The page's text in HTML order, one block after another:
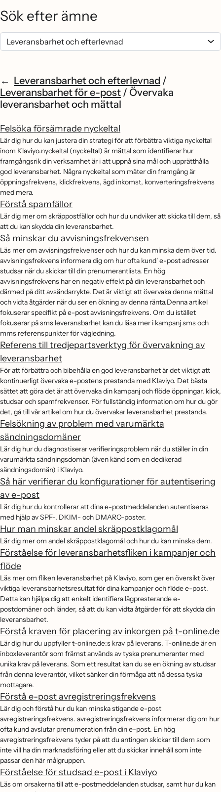
Sök efter ämne
Leveransbarhet och efterlevnad /
Leveransbarhet för e-post / Övervaka
leveransbarhet och mättal
Felsöka försämrade nyckeltal
Lär dig hur du kan justera din strategi för att förbättra viktiga nyckeltal
inom Klaviyo.nyckeltal (nyckeltal) är mättal som identifierar hur
framgångsrik din verksamhet är i att uppnå sina mål och upprätthålla
god leveransbarhet. Några nyckeltal som mäter din framgång är
öppningsfrekvens, klickfrekvens, ägd inkomst, konverteringsfrekvens
med mera.
Förstå spamfällor
Lär dig mer om skräppostfällor och hur du undviker att skicka till dem, så
att du kan skydda din leveransbarhet.
Så minskar du avvisningsfrekvensen
Läs mer om avvisningsfrekvenser och hur du kan minska dem över tid.
avvisningsfrekvens informera dig om hur ofta kund' e-post adresser
studsar när du skickar till din prenumerantlista. En hög
avvisningsfrekvens har en negativ effekt på din leveransbarhet och
därmed på ditt avsändarrykte. Det är viktigt att övervaka denna mättal
och vidta åtgärder när du ser en ökning av denna ränta.Denna artikel
fokuserar specifikt på e-post avvisningsfrekvens. Om du istället
fokuserar på sms leveransbarhet kan du läsa mer i kampanj sms och
mms referenspunkter för vägledning.
Referens till tredjepartsverktyg för övervakning av
leveransbarhet
För att förbättra och bibehålla en god leveransbarhet är det viktigt att
kontinuerligt övervaka e-postens prestanda med Klaviyo. Det bästa
sättet att göra det är att övervaka din kampanj och flöde öppningar, klick,
studsar och spamfrekvenser. För fullständig information om hur du gör
det, gå till vår artikel om hur du övervakar leveransbarhet prestanda.
Felsökning av problem med varumärkta
sändningsdomäner
Lär dig hur du diagnostiserar verifieringsproblem när du ställer in din
varumärkta sändningsdomän (även känd som en dedikerad
sändningsdomän) i Klaviyo.
Så här verifierar du konfigurationer för autentisering
av e-post
Lär dig hur du kontrollerar att dina e-postmeddelanden autentiseras
med hjälp av SPF-, DKIM- och DMARC-poster.
Hur man minskar andel skräppostklagomål
Lär dig mer om andel skräppostklagomål och hur du kan minska dem.
Förståelse för leveransbarhetsfliken i kampanjer och
flöde
Läs mer om fliken leveransbarhet på Klaviyo, som ger en översikt över
viktiga leveransbarhetsresultat för dina kampanjer och flöde e-post.
Detta kan hjälpa dig att enkelt identifiera lågpresterande e-
postdomäner och länder, så att du kan vidta åtgärder för att skydda din
leveransbarhet.
Förstå kraven för placering av inkorgen på t-online.de
Lär dig hur du uppfyller t-online.de:s krav på leverans. T-online.de är en
inboxleverantör som främst används av tyska prenumeranter med
unika krav på leverans. Som ett resultat kan du se en ökning av studsar
från denna leverantör, vilket sänker din förmåga att nå dessa tyska
mottagare.
Förstå e-post avregistreringsfrekvens
Lär dig och förstå hur du kan minska stigande e-post
avregistreringsfrekvens. avregistreringsfrekvens informerar dig om hur
ofta kund avslutar prenumeration från din e-post. En hög
avregistreringsfrekvens tyder på att du antingen skickar till dem som
inte vill ha din marknadsföring eller att du skickar innehåll som inte
passar den här målgruppen.
Förståelse för studsad e-post i Klaviyo
Läs om orsakerna till att e-postmeddelanden studsar, samt hur du kan